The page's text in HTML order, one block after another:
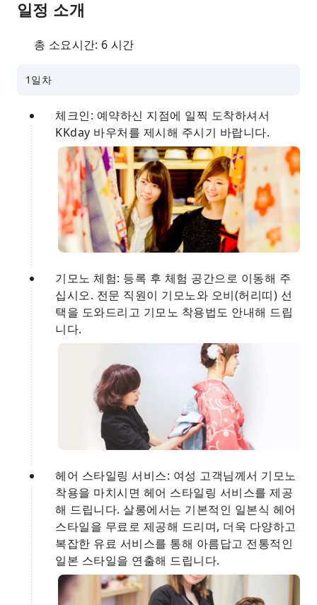
일정 소개
총 소요시간: 6 시간
1일차
체크인: 예약하신 지점에 일찍 도착하셔서
KKday 바우처를 제시해 주시기 바랍니다.
기모노 체험: 등록 후 체험 공간으로 이동해 주
십시오. 전문 직원이 기모노와 오비(허리띠) 선
택을 도와드리고 기모노 착용법도 안내해 드립
니다.
헤어 스타일링 서비스: 여성 고객님께서 기모노
착용을 마치시면 헤어 스타일링 서비스를 제공
해 드립니다. 살롱에서는 기본적인 일본식 헤어
스타일을 무료로 제공해 드리며, 더욱 다양하고
복잡한 유료 서비스를 통해 아름답고 전통적인
일본 스타일을 연출해 드립니다.